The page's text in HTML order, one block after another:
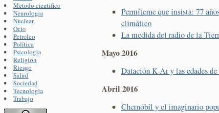
Metodo cientifico
Neurologia
Nuclear
Ocio
Petroleo
Política
Psicologia
Religion
Riesgo
Salud
Sociedad
Tecnologia
Trabajo
Permíteme que insista: 77
climático
La medida del radio de la
Mayo 2016
Datación K-Ar y las edades
Abril 2016
Chernóbil y el imaginario